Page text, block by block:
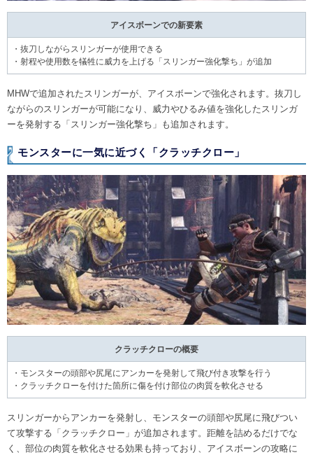
アイスボーンでの新要素
・抜刀しながらスリンガーが使用できる
・射程や使用数を犠牲に威力を上げる「スリンガー強化撃ち」が追加
MHWで追加されたスリンガーが、アイスボーンで強化されます。抜刀し
ながらのスリンガーが可能になり、威力やひるみ値を強化したスリンガ
ーを発射する「スリンガー強化撃ち」も追加されます。
モンスターに一気に近づく「クラッチクロー」
クラッチクローの概要
・モンスターの頭部や尻尾にアンカーを発射して飛び付き攻撃を行う
・クラッチクローを付けた箇所に傷を付け部位の肉質を軟化させる
スリンガーからアンカーを発射し、モンスターの頭部や尻尾に飛びつい
て攻撃する「クラッチクロー」が追加されます。距離を詰めるだけでな
く、部位の肉質を軟化させる効果も持っており、アイスボーンの攻略に